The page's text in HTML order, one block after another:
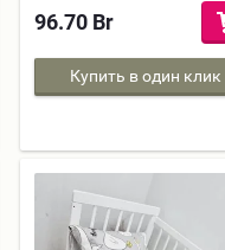
96.70Br
Купить в один клик